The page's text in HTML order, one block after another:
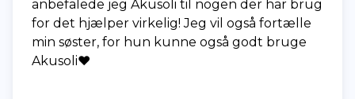
anbefalede jeg Akusoli til nogen der har brug
for det hjælper virkelig! Jeg vil også fortælle
min søster, for hun kunne også godt bruge
Akusoli❤️